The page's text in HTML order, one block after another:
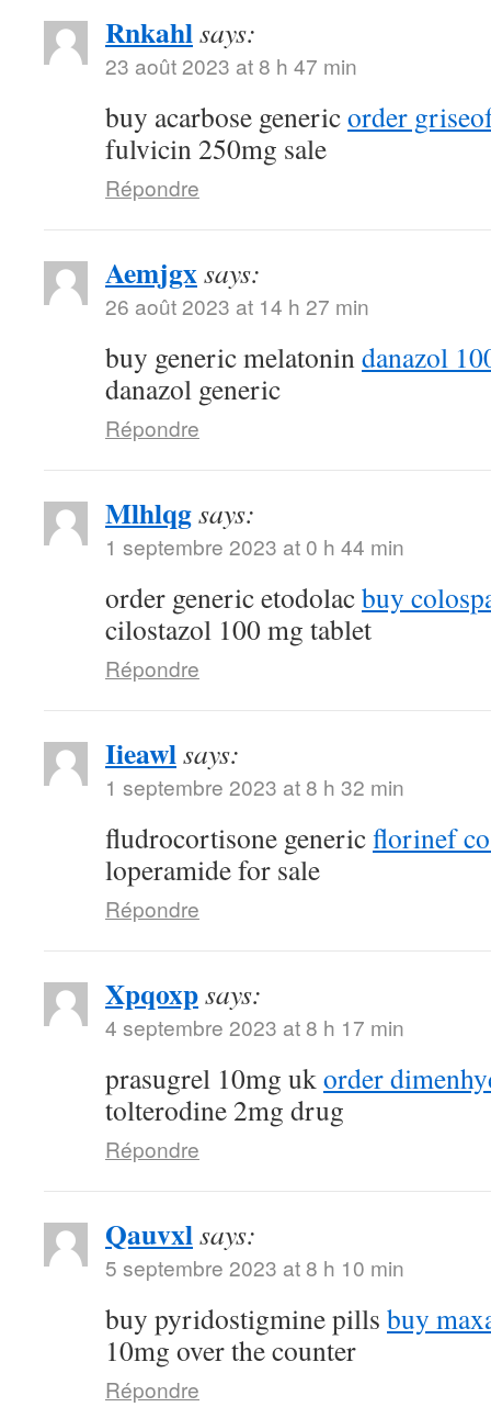
Rnkahlsays:
23 août 2023 at 8 h 47 min
buy acarbose genericorder
fulvicin 250mg sale
Répondre
Aemjgxsays:
26 août 2023 at 14 h 27 min
buy generic melatonindanazol
danazol generic
Répondre
Mlhlqgsays:
1 septembre 2023 at 0 h 44 min
order generic etodolacbuy
cilostazol 100 mg tablet
Répondre
Iieawlsays:
1 septembre 2023 at 8 h 32 min
fludrocortisone genericflorinef
loperamide for sale
Répondre
Xpqoxpsays:
4 septembre 2023 at 8 h 17 min
prasugrel 10mg ukorder
tolterodine 2mg drug
Répondre
Qauvxlsays:
5 septembre 2023 at 8 h 10 min
buy pyridostigmine pills buy
10mg over the counter
Répondre